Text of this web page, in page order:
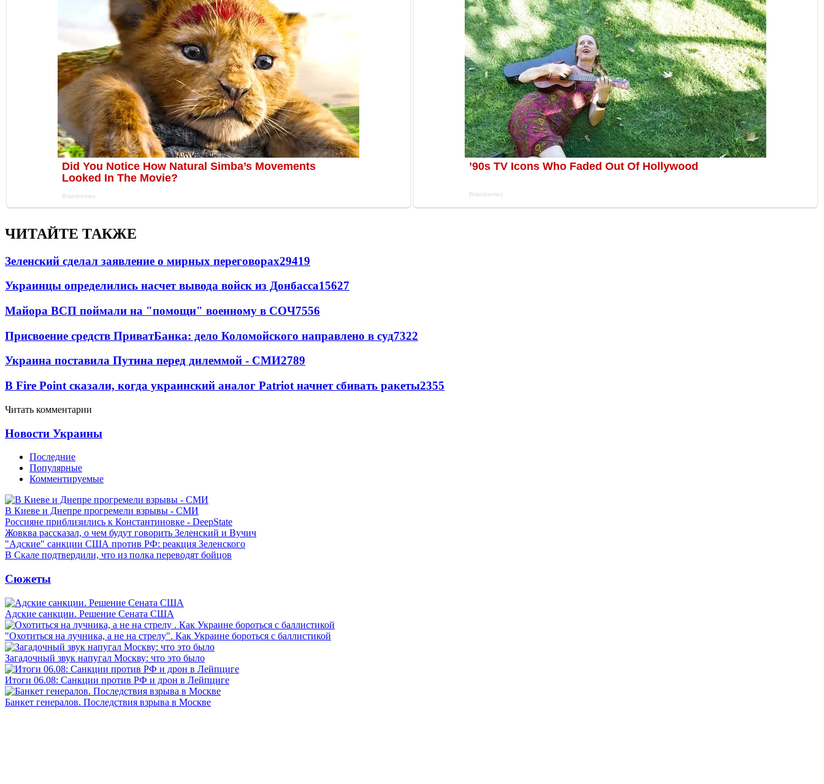
ЧИТАЙТЕ ТАКЖЕ
Зеленский сделал заявление о мирных переговорах29419
Украинцы определились насчет вывода войск из Донбасса15627
Майора ВСП поймали на "помощи" военному в СОЧ7556
Присвоение средств ПриватБанка: дело Коломойского направлено в суд7322
Украина поставила Путина перед дилеммой - СМИ2789
В Fire Point сказали, когда украинский аналог Patriot начнет сбивать ракеты2355
Читать комментарии
Новости Украины
Последние
Популярные
Комментируемые
В Киеве и Днепре прогремели взрывы - СМИ
Россияне приблизились к Константиновке - DeepState
Жовква рассказал, о чем будут говорить Зеленский и Вучич
"Адские" санкции США против РФ: реакция Зеленского
В Скале подтвердили, что из полка переводят бойцов
Сюжеты
Адские санкции. Решение Сената США
"Охотиться на лучника, а не на стрелу". Как Украине бороться с баллистикой
Загадочный звук напугал Москву: что это было
Итоги 06.08: Санкции против РФ и дрон в Лейпциге
Банкет генералов. Последствия взрыва в Москве